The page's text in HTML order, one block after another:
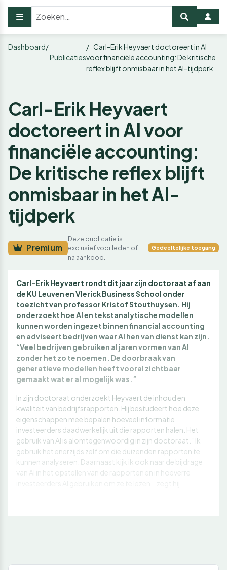
Dashboard
Publicaties
Carl-Erik Heyvaert doctoreert in AI
voor financiële accounting: De kritische
reflex blijft onmisbaar in het AI-tijdperk
Carl-Erik Heyvaert
doctoreert in AI voor
financiële accounting:
De kritische reflex blijft
onmisbaar in het AI-
tijdperk
Premium
Deze publicatie is
exclusief voor leden of
na aankoop.
Gedeeltelijke toegang
Carl-Erik Heyvaert rondt dit jaar zijn doctoraat af aan
de KU Leuven en Vlerick Business School onder
toezicht van professor Kristof Stouthuysen. Hij
onderzoekt hoe AI en tekstanalytische modellen
kunnen worden ingezet binnen financial accounting
en adviseert bedrijven waar AI hen van dienst kan zijn.
“Veel bedrijven gebruiken al jaren vormen van AI
zonder het zo te noemen. De doorbraak van
generatieve modellen heeft vooral zichtbaar
gemaakt wat er al mogelijk was.”
In zijn doctoraat onderzoekt Heyvaert de inhoud en
kwaliteit van bedrijfsrapporten. Hij bestudeert hoe deze
eigenschappen mee bepalen hoeveel informatie
investeerders daadwerkelijk uit die rapporten halen. Het
gebruik van AI is alomtegenwoordig in zijn doctoraat. “Ik
gebruik het enerzijds zelf om die duizenden rapporten te
kunnen analyseren. Daarnaast kijk ik ook naar de bijdrage
van AI in het opstellen van de rapporten en in hoeverre